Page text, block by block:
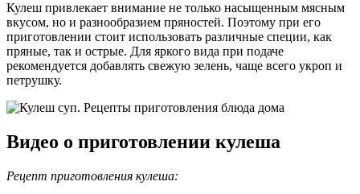
Кулеш привлекает внимание не только насыщенным мясным
вкусом, но и разнообразием пряностей. Поэтому при его
приготовлении стоит использовать различные специи, как
пряные, так и острые. Для яркого вида при подаче
рекомендуется добавлять свежую зелень, чаще всего укроп и
петрушку.
Видео о приготовлении кулеша
Рецепт приготовления кулеша: